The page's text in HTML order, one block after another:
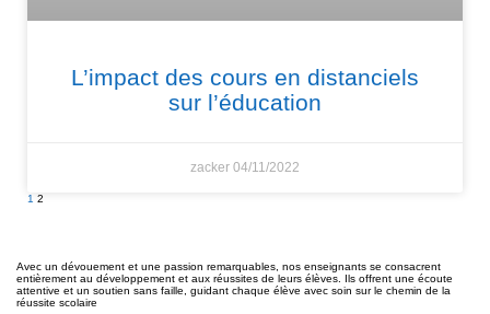
L’impact des cours en distanciels
sur l’éducation
zacker 04/11/2022
1 2
Avec un dévouement et une passion remarquables, nos enseignants se consacrent
entièrement au développement et aux réussites de leurs élèves. Ils offrent une écoute
attentive et un soutien sans faille, guidant chaque élève avec soin sur le chemin de la
réussite scolaire